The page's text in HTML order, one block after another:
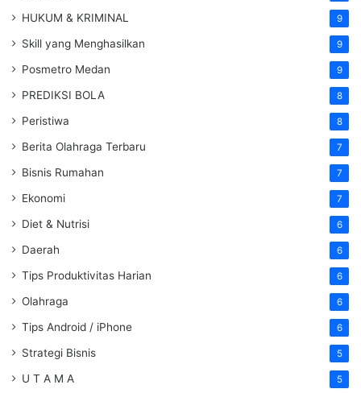
HUKUM & KRIMINAL 9
Skill yang Menghasilkan 9
Posmetro Medan 9
PREDIKSI BOLA 8
Peristiwa 8
Berita Olahraga Terbaru 7
Bisnis Rumahan 7
Ekonomi 7
Diet & Nutrisi 6
Daerah 6
Tips Produktivitas Harian 6
Olahraga 6
Tips Android / iPhone 6
Strategi Bisnis 5
U T A M A 5